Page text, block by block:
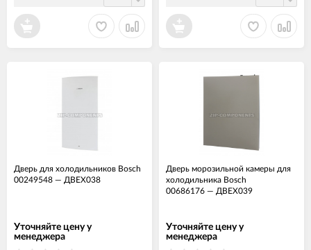
Дверь для холодильников Bosch
00249548 — ДВЕХ038
Уточняйте цену у
менеджера
Дверь морозильной камеры для
холодильника Bosch
00686176 — ДВЕХ039
Уточняйте цену у
менеджера